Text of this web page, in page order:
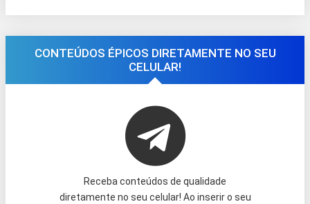
CONTEÚDOS ÉPICOS DIRETAMENTE NO SEU
CELULAR!
Receba conteúdos de qualidade
diretamente no seu celular! Ao inserir o seu